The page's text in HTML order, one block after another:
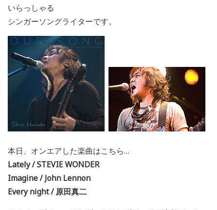
いらっしゃる
シンガーソングライターです。
本日、オンエアした楽曲はこちら…
Lately / STEVIE WONDER
Imagine / John Lennon
Every night / 原田真二